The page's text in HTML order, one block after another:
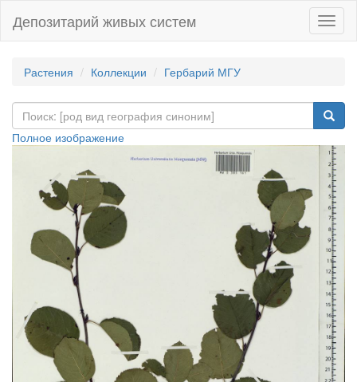
Депозитарий живых систем
Растения Коллекции Гербарий МГУ
Полное изображение